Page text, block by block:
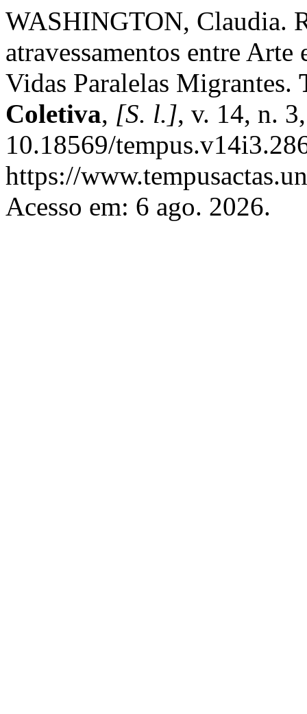
WASHINGTON, Claudia.
atravessamentos entre
Vidas Paralelas Migrantes.
Coletiva, [S. l.], v. 14, n.
10.18569/
https://
Acesso em: 6 ago. 2026.